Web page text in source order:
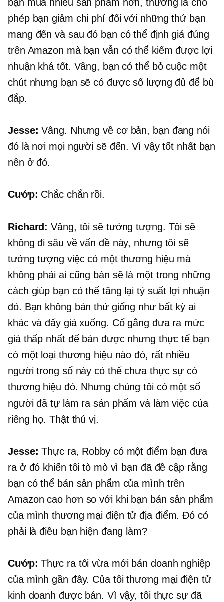
phép bạn giảm chi phí đối với những thứ bạn
mang đến và sau đó bạn có thể định giá đúng
trên Amazon mà bạn vẫn có thể kiếm được lợi
nhuận khá tốt. Vâng, bạn có thể bỏ cuộc một
chút nhưng bạn sẽ có được số lượng đủ để bù
đắp.
Jesse: Vâng. Nhưng về cơ bản, bạn đang nói
đó là nơi mọi người sẽ đến. Vì vậy tốt nhất bạn
nên ở đó.
Cướp: Chắc chắn rồi.
Richard: Vâng, tôi sẽ tưởng tượng. Tôi sẽ
không đi sâu về vấn đề này, nhưng tôi sẽ
tưởng tượng việc có một thương hiệu mà
không phải ai cũng bán sẽ là một trong những
cách giúp bạn có thể tăng lại tỷ suất lợi nhuận
đó. Bạn không bán thứ giống như bất kỳ ai
khác và đẩy giá xuống. Cố gắng đưa ra mức
giá thấp nhất để bán được nhưng thực tế bạn
có một loại thương hiệu nào đó, rất nhiều
người trong số này có thể chưa thực sự có
thương hiệu đó. Nhưng chúng tôi có một số
người đã tự làm ra sản phẩm và làm việc của
riêng họ. Thật thú vị.
Jesse: Thực ra, Robby có một điểm bạn đưa
ra ở đó khiến tôi tò mò vì bạn đã đề cập rằng
bạn có thể bán sản phẩm của mình trên
Amazon cao hơn so với khi bạn bán sản phẩm
của mìnhthương mại điện tử địa điểm. Đó có
phải là điều bạn hiện đang làm?
Cướp: Thực ra tôi vừa mới bán doanh nghiệp
của mình gần đây. Của tôithương mại điện tử
kinh doanh được bán. Vì vậy, tôi thực sự đã